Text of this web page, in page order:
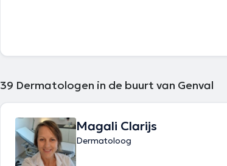
39 Dermatologen in de buurt van Genval
Magali Clarijs
Dermatoloog